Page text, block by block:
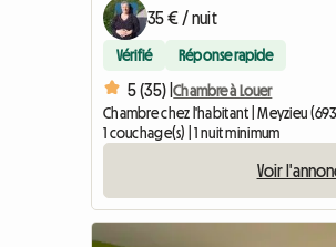
35 € / nuit
Vérifié Réponse rapide
5 (35) |Chambre à Louer
Chambre chez l'habitant | Meyzieu
1 couchage(s) | 1 nuit minimum
Voir